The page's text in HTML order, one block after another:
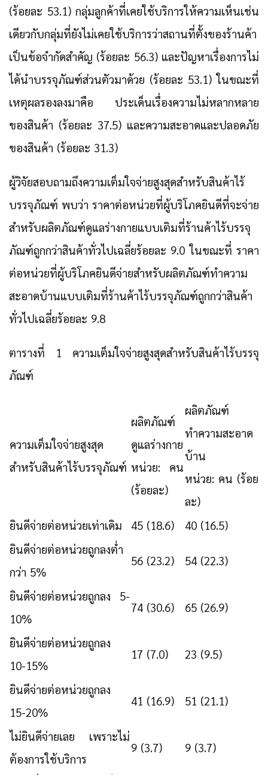
(ร้อยละ 53.1) กลุ่มลูกค้าที่เคยใช้บริการให้ความเห็นเช่น
เดียวกับกลุ่มที่ยังไม่เคยใช้บริการว่าสถานที่ตั้งของร้านค้า
เป็นข้อจำกัดสำคัญ (ร้อยละ 56.3) และปัญหาเรื่องการไม่
ได้นำบรรจุภัณฑ์ส่วนตัวมาด้วย (ร้อยละ 53.1) ในขณะที่
เหตุผลรองลงมาคือ ประเด็นเรื่องความไม่หลากหลาย
ของสินค้า (ร้อยละ 37.5) และความสะอาดและปลอดภัย
ของสินค้า (ร้อยละ 31.3)
ผู้วิจัยสอบถามถึงความเต็มใจจ่ายสูงสุดสำหรับสินค้าไร้
บรรจุภัณฑ์ พบว่า ราคาต่อหน่วยที่ผู้บริโภคยินดีที่จะจ่าย
สำหรับผลิตภัณฑ์ดูแลร่างกายแบบเติมที่ร้านค้าไร้บรรจุ
ภัณฑ์ถูกกว่าสินค้าทั่วไปเฉลี่ยร้อยละ 9.0 ในขณะที่ ราคา
ต่อหน่วยที่ผู้บริโภคยินดีจ่ายสำหรับผลิตภัณฑ์ทำความ
สะอาดบ้านแบบเติมที่ร้านค้าไร้บรรจุภัณฑ์ถูกกว่าสินค้า
ทั่วไปเฉลี่ยร้อยละ 9.8
ตารางที่ 1 ความเต็มใจจ่ายสูงสุดสำหรับสินค้าไร้บรรจุ
ภัณฑ์
ความเต็มใจจ่ายสูงสุด
สำหรับสินค้าไร้บรรจุภัณฑ์
ผลิตภัณฑ์
ดูแลร่างกาย
หน่วย: คน
(ร้อยละ)
ผลิตภัณฑ์
ทำความสะอาด
บ้าน
หน่วย: คน (ร้อย
ละ)
ยินดีจ่ายต่อหน่วยเท่าเดิม
45 (18.6)
40 (16.5)
ยินดีจ่ายต่อหน่วยถูกลงต่ำ
กว่า 5%
56 (23.2) 54 (22.3)
ยินดีจ่ายต่อหน่วยถูกลง 5-
10%
74 (30.6) 65 (26.9)
ยินดีจ่ายต่อหน่วยถูกลง
10-15%
17 (7.0) 23 (9.5)
ยินดีจ่ายต่อหน่วยถูกลง
15-20%
41 (16.9) 51 (21.1)
ไม่ยินดีจ่ายเลย เพราะไม่
ต้องการใช้บริการ
9 (3.7) 9 (3.7)